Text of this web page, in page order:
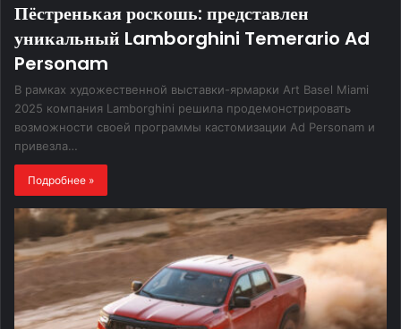
Пёстренькая роскошь: представлен
уникальный Lamborghini Temerario Ad
Personam
В рамках художественной выставки-ярмарки Art Basel Miami
2025 компания Lamborghini решила продемонстрировать
возможности своей программы кастомизации Ad Personam и
привезла…
Подробнее »